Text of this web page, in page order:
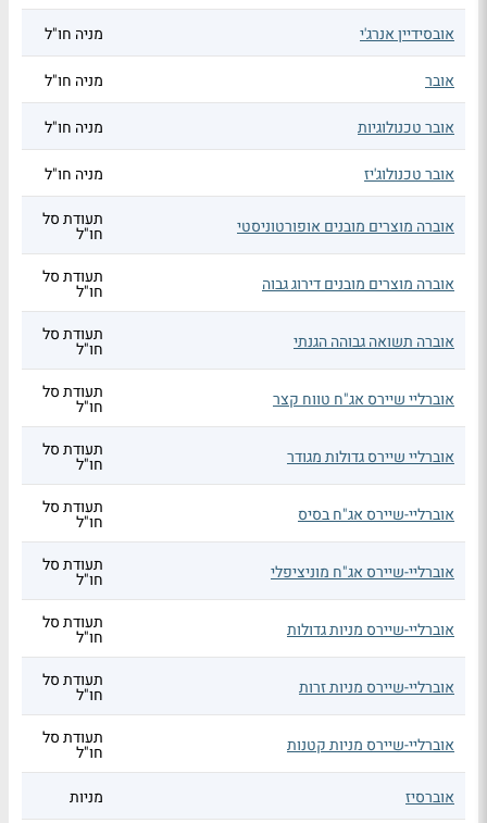
אובסידיין אנרג'י מניה חו"ל
אובר מניה חו"ל
אובר טכנולוגיות מניה חו"ל
אובר טכנולוג'יז מניה חו"ל
אוברה מוצרים מובנים אופורטוניסטי תעודת סל
חו"ל
אוברה מוצרים מובנים דירוג גבוה תעודת סל
חו"ל
אוברה תשואה גבוהה הגנתי תעודת סל
חו"ל
אוברליי שיירס אג"ח טווח קצר תעודת סל
חו"ל
אוברליי שיירס גדולות מגודר תעודת סל
חו"ל
אוברליי-שיירס אג"ח בסיס תעודת סל
חו"ל
אוברליי-שיירס אג"ח מוניציפלי תעודת סל
חו"ל
אוברליי-שיירס מניות גדולות תעודת סל
חו"ל
אוברליי-שיירס מניות זרות תעודת סל
חו"ל
אוברליי-שיירס מניות קטנות תעודת סל
חו"ל
אוברסיז
מניות